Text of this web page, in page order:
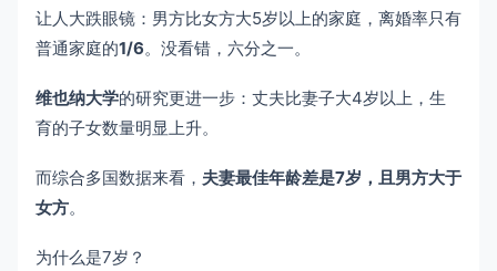
让人大跌眼镜：男方比女方大5岁以上的家庭，离婚率只有
普通家庭的1/6。没看错，六分之一。
维也纳大学的研究更进一步：丈夫比妻子大4岁以上，生
育的子女数量明显上升。
而综合多国数据来看， 夫妻最佳年龄差是7岁，且男方大于
女方。
为什么是7岁？